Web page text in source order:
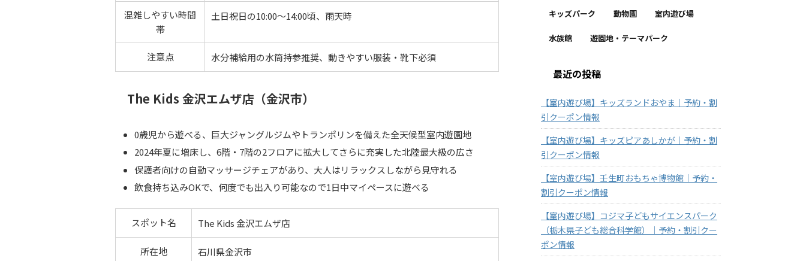
混雑しやすい時間
帯
土日祝日の10:00〜14:00頃、雨天時
注意点 水分補給用の水筒持参推奨、動きやすい服装・靴下必須
The Kids 金沢エムザ店（金沢市）
0歳児から遊べる、巨大ジャングルジムやトランポリンを備えた全天候型室内遊園地
2024年夏に増床し、6階・7階の2フロアに拡大してさらに充実した北陸最大級の広さ
保護者向けの自動マッサージチェアがあり、大人はリラックスしながら見守れる
飲食持ち込みOKで、何度でも出入り可能なので1日中マイペースに遊べる
スポット名 The Kids 金沢エムザ店
所在地 石川県金沢市
キッズパーク 動物園 室内遊び場
水族館 遊園地・テーマパーク
最近の投稿
【室内遊び場】キッズランドおやま｜予約・割
引クーポン情報
【室内遊び場】キッズピアあしかが｜予約・割
引クーポン情報
【室内遊び場】壬生町おもちゃ博物館｜予約・
割引クーポン情報
【室内遊び場】コジマ子どもサイエンスパーク
（栃木県子ども総合科学館）｜予約・割引クー
ポン情報